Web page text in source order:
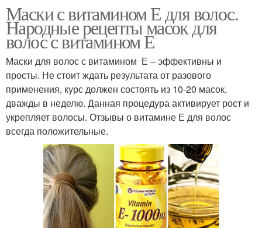
Маски с витамином Е для волос.
Народные рецепты масок для
волос с витамином Е
Маски для волос с витамином Е – эффективны и
просты. Не стоит ждать результата от разового
применения, курс должен состоять из 10-20 масок,
дважды в неделю. Данная процедура активирует рост и
укрепляет волосы. Отзывы о витамине Е для волос
всегда положительные.